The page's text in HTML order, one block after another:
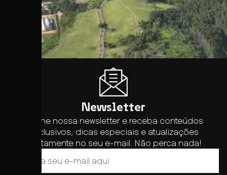
Newsletter
Assine nossa newsletter e receba conteúdos
exclusivos, dicas especiais e atualizações
diretamente no seu e-mail. Não perca nada!